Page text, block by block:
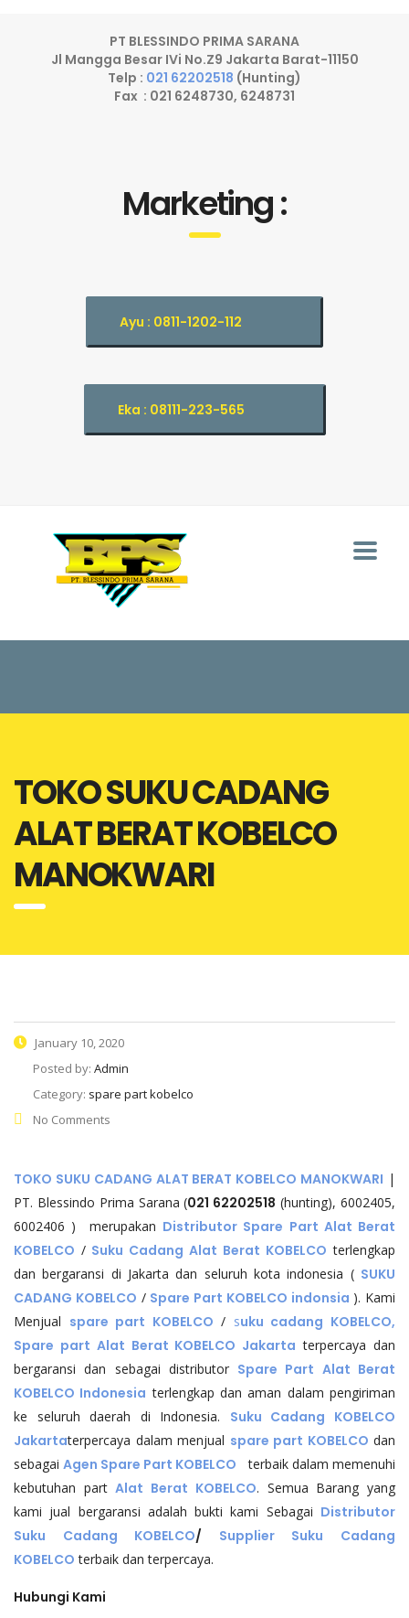
PT BLESSINDO PRIMA SARANA
Jl Mangga Besar IVi No.Z9 Jakarta Barat-11150
Telp : 021 62202518 (Hunting)
Fax : 021 6248730, 6248731
Marketing :
Ayu : 0811-1202-112
Eka : 08111-223-565
TOKO SUKU CADANG
ALAT BERAT KOBELCO
MANOKWARI
January 10, 2020
Posted by: Admin
Category: spare part kobelco
No Comments
TOKO SUKU CADANG ALAT BERAT KOBELCO MANOKWARI |
PT. Blessindo Prima Sarana (021 62202518 (hunting), 6002405,
6002406 ) merupakan Distributor Spare Part Alat Berat
KOBELCO / Suku Cadang Alat Berat KOBELCO terlengkap
dan bergaransi di Jakarta dan seluruh kota indonesia ( SUKU
CADANG KOBELCO / Spare Part KOBELCO indonsia ). Kami
Menjual spare part KOBELCO / suku cadang KOBELCO,
Spare part Alat Berat KOBELCO Jakarta terpercaya dan
bergaransi dan sebagai distributor Spare Part Alat Berat
KOBELCO Indonesia terlengkap dan aman dalam pengiriman
ke seluruh daerah di Indonesia. Suku Cadang KOBELCO
Jakartaterpercaya dalam menjual spare part KOBELCO dan
sebagaiAgen Spare Part KOBELCO terbaik dalam memenuhi
kebutuhan partAlat Berat KOBELCO. Semua Barang yang
kami jual bergaransi adalah bukti kami Sebagai Distributor
Suku Cadang KOBELCO/ Supplier Suku Cadang
KOBELCO terbaik dan terpercaya.
Hubungi Kami